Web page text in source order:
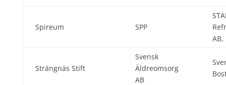
Spireum SPP
Strängnäs Stift
Svensk
Äldreomsorg
AB